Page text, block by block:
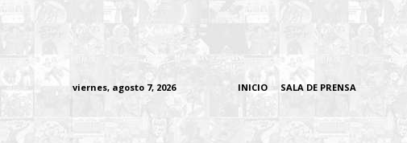
viernes, agosto 7, 2026 INICIO SALA DE PRENSA